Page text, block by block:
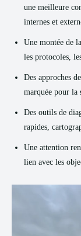
une meilleure
internes et
Une montée de la
les protocoles,
Des approches de
marquée pour la
Des outils de
rapides,
Une attention
lien avec les